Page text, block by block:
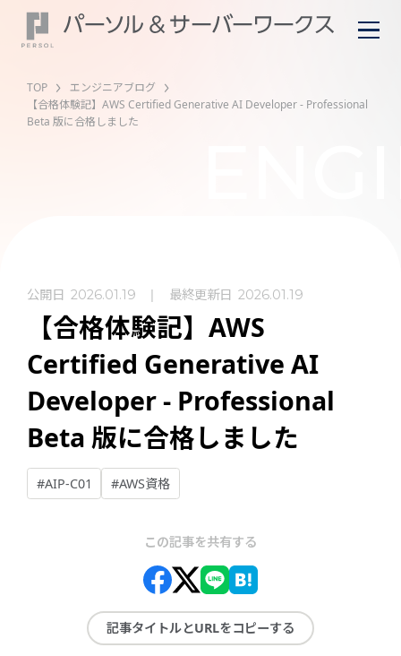
TOP
エンジニアブログ
【合格体験記】AWS Certified Generative AI Developer - Professional
Beta 版に合格しました
公開日 2026.01.19 最終更新日 2026.01.19
【合格体験記】AWS
Certified Generative AI
Developer - Professional
Beta 版に合格しました
#AIP-C01 #AWS資格
この記事を共有する
記事タイトルとURLをコピーする